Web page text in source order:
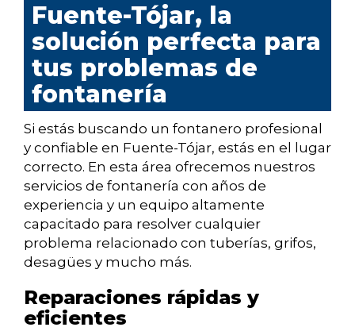
Fuente-Tójar, la
solución perfecta para
tus problemas de
fontanería
Si estás buscando un fontanero profesional
y confiable en Fuente-Tójar, estás en el lugar
correcto. En esta área ofrecemos nuestros
servicios de fontanería con años de
experiencia y un equipo altamente
capacitado para resolver cualquier
problema relacionado con tuberías, grifos,
desagües y mucho más.
Reparaciones rápidas y
eficientes